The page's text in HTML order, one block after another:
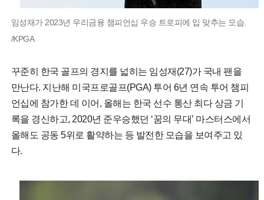
임성재가 2023년 우리금융 챔피언십 우승 트로피에 입 맞추는 모습.
/KPGA
꾸준히 한국 골프의 경지를 넓히는 임성재(27)가 국내 팬을
만난다. 지난해 미국프로골프(PGA) 투어 6년 연속 투어 챔피
언십에 참가한 데 이어, 올해는 한국 선수 통산 최다 상금 기
록을 경신하고, 2020년 준우승했던 ‘꿈의 무대’ 마스터스에서
올해도 공동 5위로 활약하는 등 발전한 모습을 보여주고 있
다.